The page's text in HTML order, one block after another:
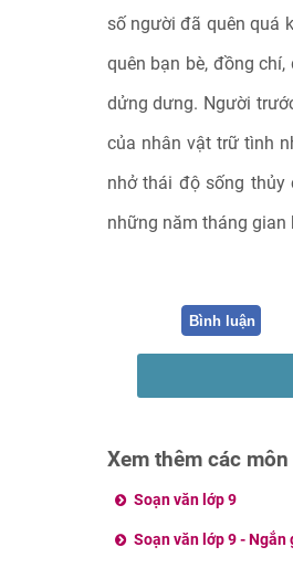
số người đã quên quá
quên bạn bè, đồng
dửng dưng. Người
của nhân vật trữ tình
nhở thái độ sống thủy
những năm tháng gian
Bình luận
Xem thêm các
Soạn văn lớp 9
Soạn văn lớp 9 - Ngắn